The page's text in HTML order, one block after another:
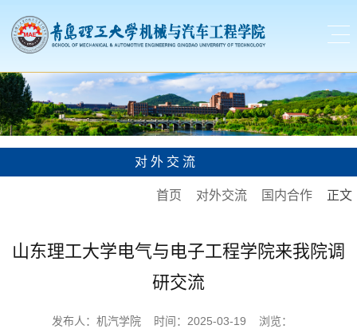
对外交流
首页 对外交流 国内合作 正文
山东理工大学电气与电子工程学院来我院调
研交流
发布人：机汽学院 时间：2025-03-19 浏览：